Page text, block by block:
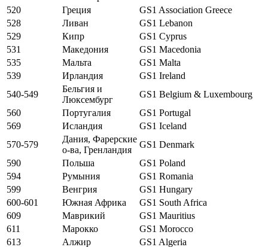
520
Греция
GS1 Association Greece
528
Ливан
GS1 Lebanon
529
Кипр
GS1 Cyprus
531
Македония
GS1 Macedonia
535
Мальта
GS1 Malta
539
Ирландия
GS1 Ireland
540-549
Бельгия и
Люксембург
GS1 Belgium & Luxembourg
560
Португалия
GS1 Portugal
569
Исландия
GS1 Iceland
570-579
Дания, Фарерские
о-ва, Гренландия
GS1 Denmark
590
Польша
GS1 Poland
594
Румыния
GS1 Romania
599
Венгрия
GS1 Hungary
600-601
Южная Африка
GS1 South Africa
609
Маврикий
GS1 Mauritius
611
Марокко
GS1 Morocco
613
Алжир
GS1 Algeria